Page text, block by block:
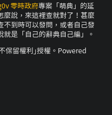
零時政府專案「萌典」的延
說，來這裡查就對了！甚麼
到時可以發問，或者自己發
是「自己的辭典自己編」。
保留權利｣授權。Powered